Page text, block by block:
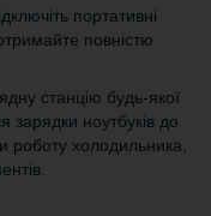
портативні
повністю
станцію будь-якої
зарядки ноутбуків до
роботу холодильника,